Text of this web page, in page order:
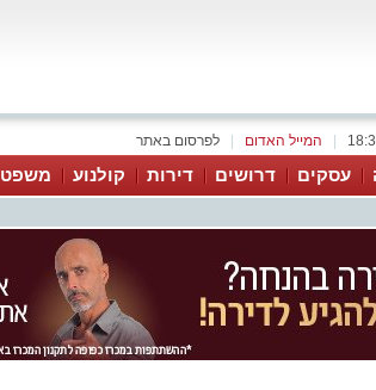
לפרסום באתר המייל האדום
עסקים דרושים דירות קולנוע משפט